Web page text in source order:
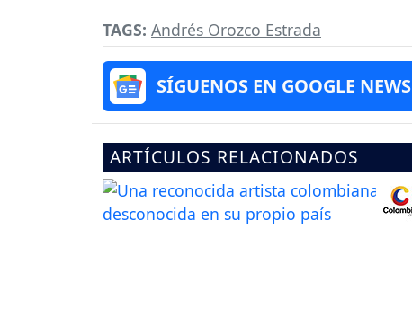
TAGS: Andrés Orozco Estrada
SÍGUENOS EN GOOGLE NEWS
ARTÍCULOS RELACIONADOS